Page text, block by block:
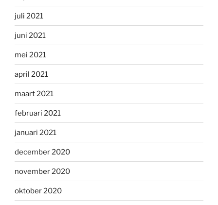
juli 2021
juni 2021
mei 2021
april 2021
maart 2021
februari 2021
januari 2021
december 2020
november 2020
oktober 2020